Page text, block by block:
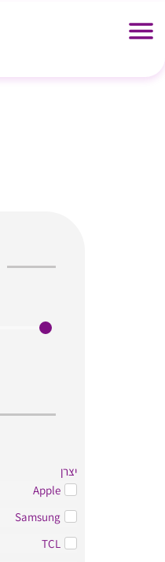
לתוכן
יצרן
Apple
Samsung
TCL